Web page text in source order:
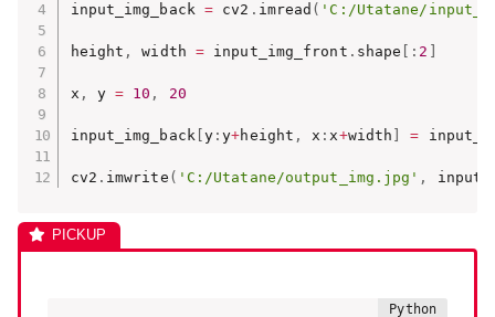
input_img_back = cv2 . imread ( 'C:/Utatane/
height , width = input_img_front . shape : 2
x , y = 10 , 20
input_img_back[y :y+height , x :x+width =
cv2 . imwrite ( 'C:/Utatane/output_img.jpg' ,